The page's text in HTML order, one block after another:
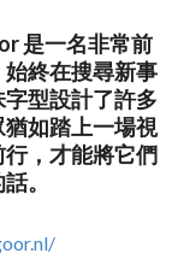
是一名非常前
終在搜尋新事
型設計了許多
如踏上一場視
，才能將它們
。